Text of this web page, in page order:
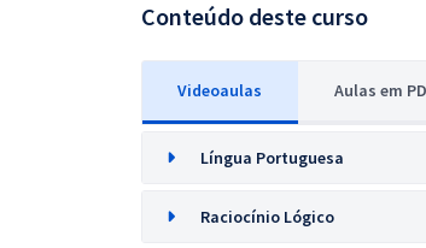
Conteúdo deste curso
Videoaulas Aulas em
Língua Portuguesa
Raciocínio Lógico